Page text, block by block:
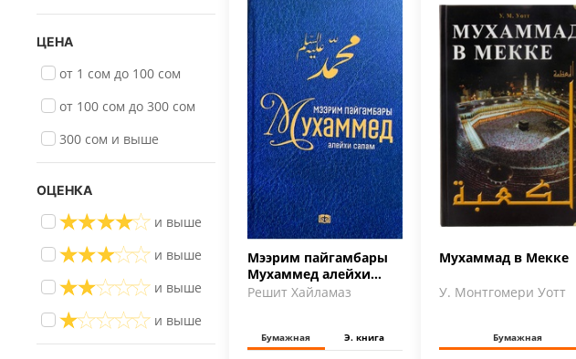
ЦЕНА
от 1 сом до 100 сом
от 100 сом до 300 сом
300 сом и выше
ОЦЕНКА
и выше
и выше
и выше
и выше
Мээрим пайгамбары
Мухаммед алейхи
салам
Решит Хайламаз
Бумажная Э. книга
Мухаммад в Мекке
У. Монтгомери Уотт
Бумажная